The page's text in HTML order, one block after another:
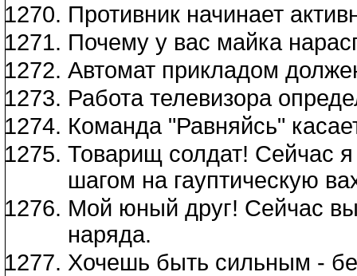
Противник начинает
Почему у вас майка
Автомат прикладом
Работа телевизора
Команда "Равняйсь"
Товарищ солдат! Сейчас
шагом на гауптическую
Мой юный друг! Сейчас
наряда.
Хочешь быть сильным -